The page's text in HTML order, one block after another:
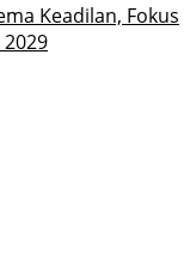
Keadilan, Fokus